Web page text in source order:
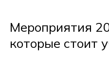
Мероприятия
которые стоит